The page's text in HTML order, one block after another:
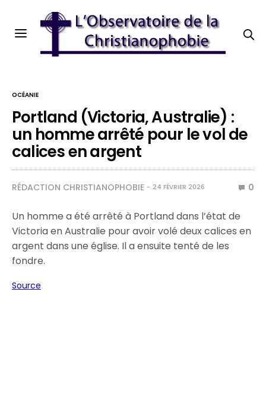
OCÉANIE
Portland (Victoria, Australie) :
un homme arrêté pour le vol de
calices en argent
RÉDACTION CHRISTIANOPHOBIE 24 FÉVRIER 2026 0
Un homme a été arrêté à Portland dans l’état de
Victoria en Australie pour avoir volé deux calices en
argent dans une église. Il a ensuite tenté de les
fondre.
Source